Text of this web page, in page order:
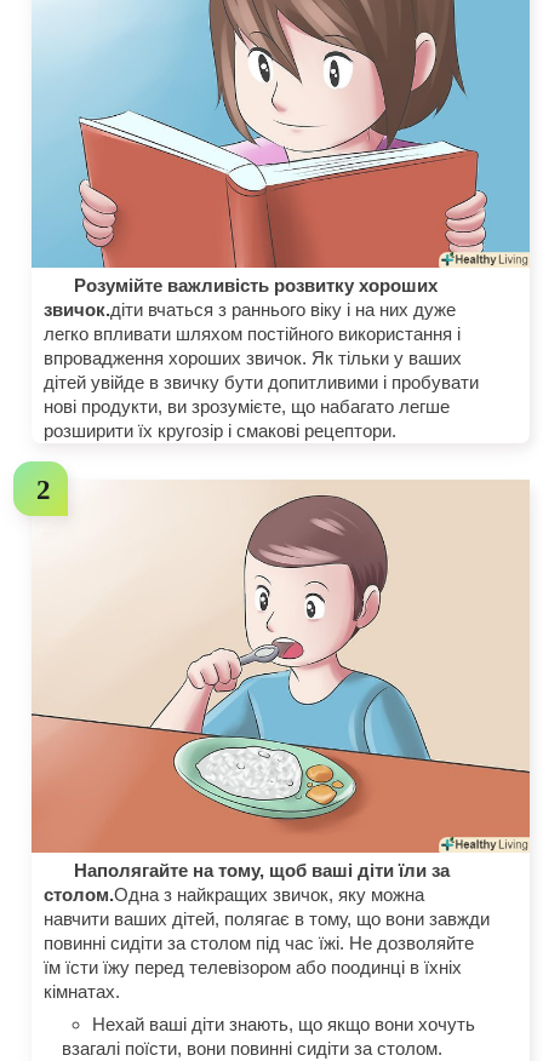
Розумійте важливість розвитку хороших
звичок.діти вчаться з раннього віку і на них дуже
легко впливати шляхом постійного використання і
впровадження хороших звичок. Як тільки у ваших
дітей увійде в звичку бути допитливими і пробувати
нові продукти, ви зрозумієте, що набагато легше
розширити їх кругозір і смакові рецептори.
Наполягайте на тому, щоб ваші діти їли за
столом.Одна з найкращих звичок, яку можна
навчити ваших дітей, полягає в тому, що вони завжди
повинні сидіти за столом під час їжі. Не дозволяйте
їм їсти їжу перед телевізором або поодинці в їхніх
кімнатах.
Нехай ваші діти знають, що якщо вони хочуть
взагалі поїсти, вони повинні сидіти за столом.